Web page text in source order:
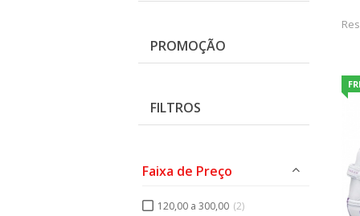
PROMOÇÃO
FILTROS
Faixa de Preço
120,00 a 300,00 (2)